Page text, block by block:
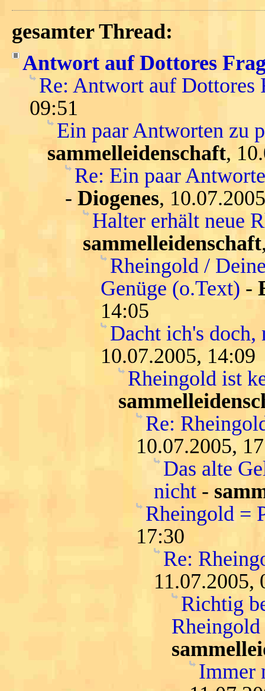
gesamter Thread:
Antwort auf Dottores
Re: Antwort auf Dottores
09:51
Ein paar Antworten zu
sammelleidenschaft,
Re: Ein paar
- Diogenes,
Halter erhält neue
sammelleidenschaft
Rheingold /
Genüge (o.Text) -
14:05
Dacht ich's
10.07.2005, 14:09
Rheingold ist
Re:
10.07.2005,
Das alte
nicht -
Rheingold =
17:30
Re:
11.07.2005,
Richtig
Rheingold
Immer